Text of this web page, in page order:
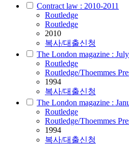
Contract law : 2010-2011
Routledge
Routledge
2010
복사/대출신청
The London magazine :
Routledge
Routledge/Thoemmes
1994
복사/대출신청
The London magazine :
Routledge
Routledge/Thoemmes
1994
복사/대출신청